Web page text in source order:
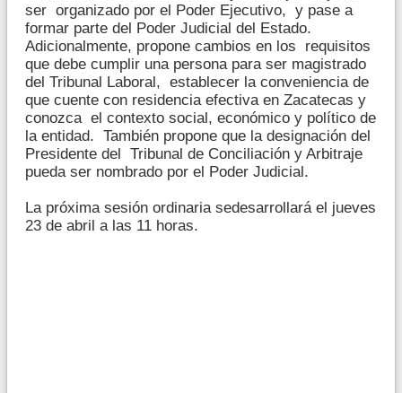
ser organizado por el Poder Ejecutivo, y pase a
formar parte del Poder Judicial del Estado.
Adicionalmente, propone cambios en los requisitos
que debe cumplir una persona para ser magistrado
del Tribunal Laboral, establecer la conveniencia de
que cuente con residencia efectiva en Zacatecas y
conozca el contexto social, económico y político de
la entidad. También propone que la designación del
Presidente del Tribunal de Conciliación y Arbitraje
pueda ser nombrado por el Poder Judicial.
La próxima sesión ordinaria sedesarrollará el jueves
23 de abril a las 11 horas.